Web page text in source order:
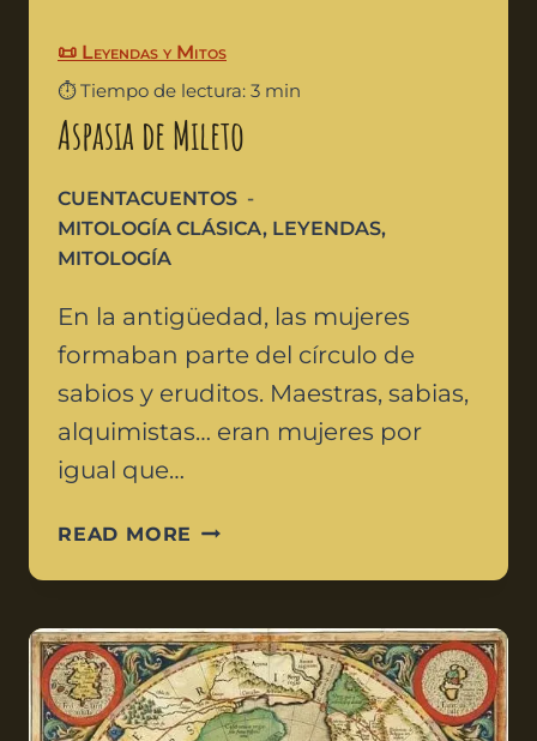
📜 Leyendas y Mitos
⏱️ Tiempo de lectura: 3 min
Aspasia de Mileto
CUENTACUENTOS
MITOLOGÍA CLÁSICA, LEYENDAS,
MITOLOGÍA
En la antigüedad, las mujeres
formaban parte del círculo de
sabios y eruditos. Maestras, sabias,
alquimistas… eran mujeres por
igual que…
READ MORE